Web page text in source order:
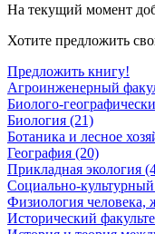
На текущий момент
Хотите предложить
Предложить книгу!
Агроинженерный
Биолого-
Биология (21)
Ботаника и лесное
География (20)
Прикладная экология
Социально-
Физиология
Исторический